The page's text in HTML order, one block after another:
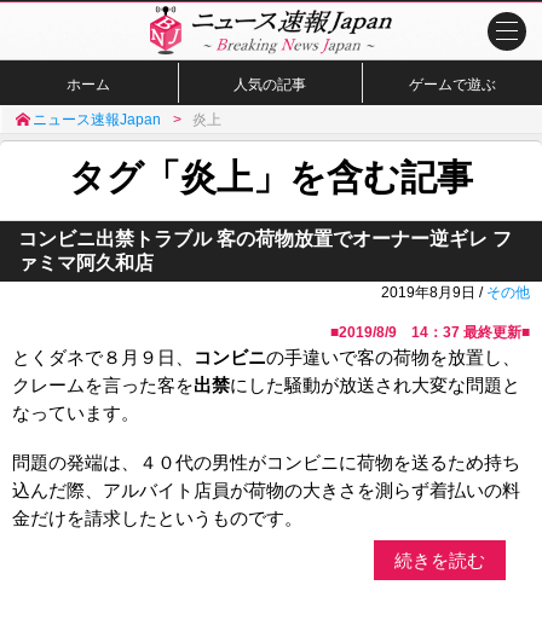
ホーム 人気の記事 ゲームで遊ぶ
ニュース速報Japan 炎上
タグ「炎上」を含む記事
コンビニ出禁トラブル 客の荷物放置でオーナー逆ギレ フ
ァミマ阿久和店
2019年8月9日 / その他
■2019/8/9 14：37 最終更新■
とくダネで８月９日、 コンビニの手違いで客の荷物を放置し、
クレームを言った客を出禁にした騒動が放送され大変な問題と
なっています。
問題の発端は、４０代の男性がコンビニに荷物を送るため持ち
込んだ際、アルバイト店員が荷物の大きさを測らず着払いの料
金だけを請求したというものです。
続きを読む